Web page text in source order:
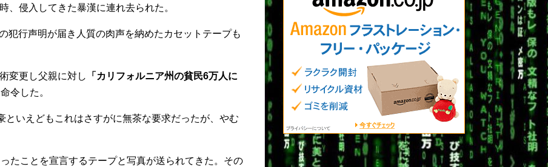
、侵入してきた暴漢に連れ去られた。
犯行声明が届き人質の肉声を納めたカセットテープも
変更し父親に対し
「カリフォルニア州の貧民6万人に
令した。
いえどもこれはさすがに無茶な要求だったが、やむ
たことを宣言するテープと写真が送られてきた。その